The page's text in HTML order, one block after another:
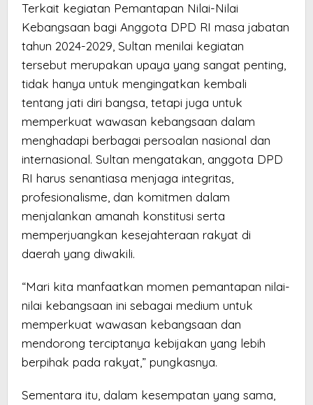
Terkait kegiatan Pemantapan Nilai-Nilai
Kebangsaan bagi Anggota DPD RI masa jabatan
tahun 2024-2029, Sultan menilai kegiatan
tersebut merupakan upaya yang sangat penting,
tidak hanya untuk mengingatkan kembali
tentang jati diri bangsa, tetapi juga untuk
memperkuat wawasan kebangsaan dalam
menghadapi berbagai persoalan nasional dan
internasional. Sultan mengatakan, anggota DPD
RI harus senantiasa menjaga integritas,
profesionalisme, dan komitmen dalam
menjalankan amanah konstitusi serta
memperjuangkan kesejahteraan rakyat di
daerah yang diwakili.
“Mari kita manfaatkan momen pemantapan nilai-
nilai kebangsaan ini sebagai medium untuk
memperkuat wawasan kebangsaan dan
mendorong terciptanya kebijakan yang lebih
berpihak pada rakyat,” pungkasnya.
Sementara itu, dalam kesempatan yang sama,